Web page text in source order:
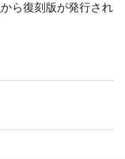
から復刻版が発行され